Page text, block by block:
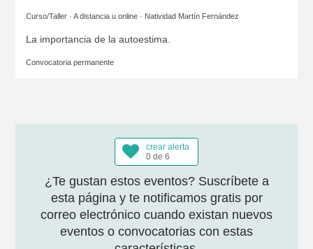
Curso/Taller · A distancia u online · Natividad Martín Fernández
La importancia de la autoestima.
Convocatoria permanente
crear alerta
0 de 6
¿Te gustan estos eventos? Suscríbete a
esta página y te notificamos gratis por
correo electrónico cuando existan nuevos
eventos o convocatorias con estas